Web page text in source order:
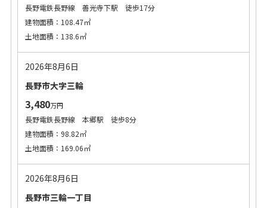
長野電鉄長野線 善光寺下駅 徒歩17分
建物面積：108.47㎡
土地面積：138.6㎡
2026年8月6日
長野市大字三輪
3,480万円
長野電鉄長野線 本郷駅 徒歩8分
建物面積：98.82㎡
土地面積：169.06㎡
2026年8月6日
長野市三輪一丁目